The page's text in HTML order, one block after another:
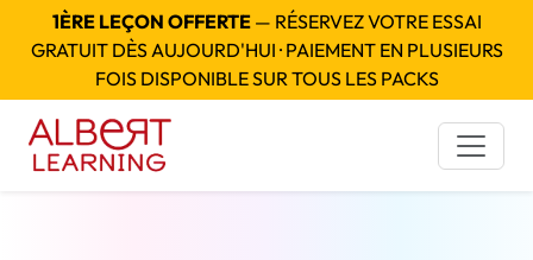
1ÈRE LEÇON OFFERTE— RÉSERVEZ VOTRE ESSAI
GRATUIT DÈS AUJOURD'HUI · PAIEMENT EN PLUSIEURS
FOIS DISPONIBLE SUR TOUS LES PACKS